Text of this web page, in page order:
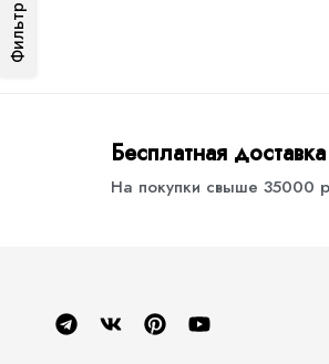
Фильтр
Бесплатная доставка
На покупки свыше 35000